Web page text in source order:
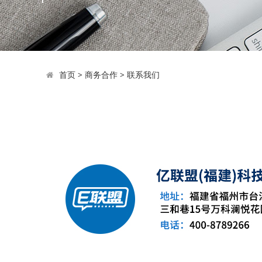
首页> 商务合作> 联系我们